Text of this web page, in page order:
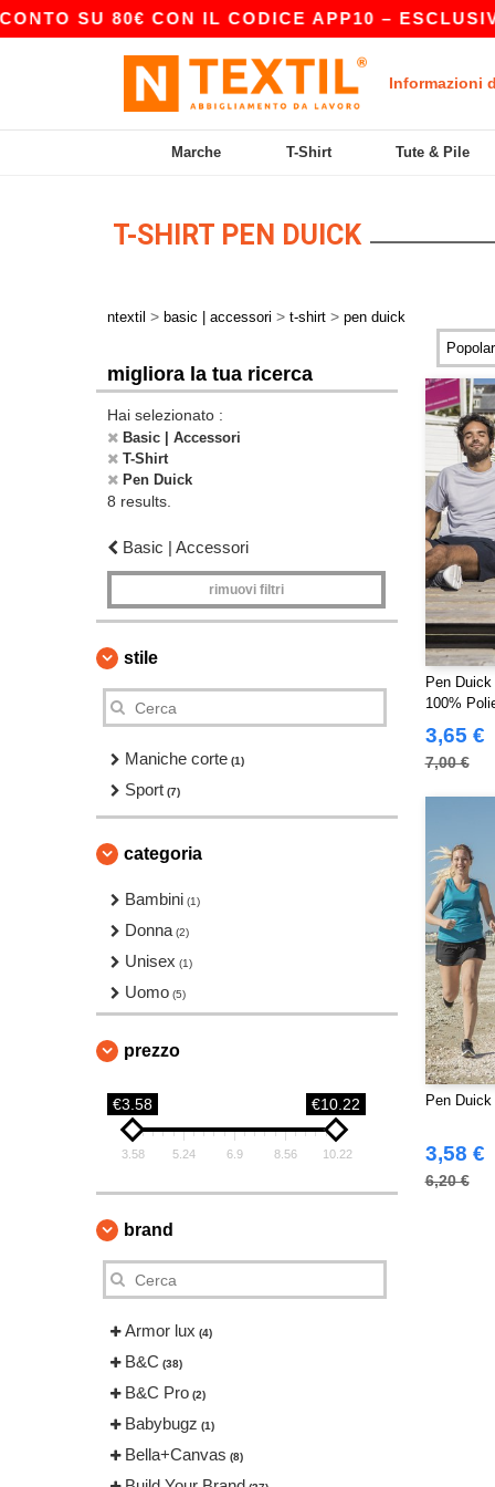
SU 80€ CON IL CODICE APP10 – ESCLUSIVA
Informazioni
Marche T-Shirt Tute & Pile
T-SHIRT PEN DUICK
ntextil > basic | accessori > t-shirt > pen duick
migliora la tua ricerca
Hai selezionato :
Basic | Accessori
T-Shirt
Pen Duick
8 results.
Basic | Accessori
rimuovi filtri
stile
Maniche corte (1)
Sport (7)
categoria
Bambini (1)
Donna (2)
Unisex (1)
Uomo (5)
prezzo
€3.58 €10.22
3.58 5.24 6.9 8.56 10.22
brand
Armor lux (4)
B&C (38)
B&C Pro (2)
Babybugz (1)
Bella+Canvas (8)
Pen
100%
3,65 €
7,00 €
Pen
3,58 €
6,20 €